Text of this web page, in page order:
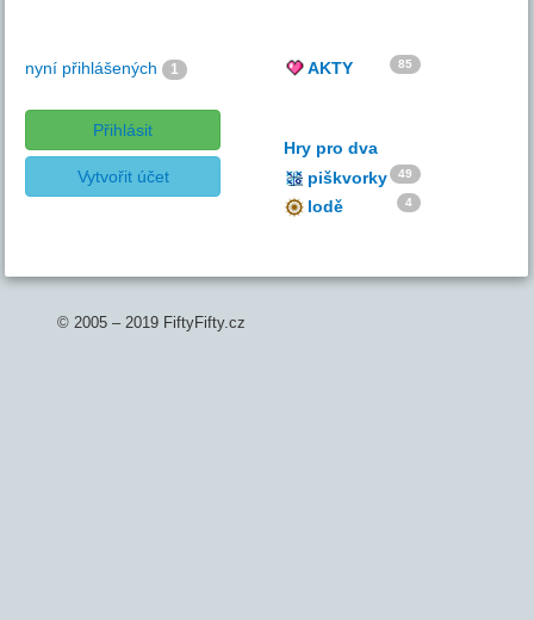
nyní přihlášených 1
Přihlásit
Vytvořit účet
AKTY 85
Hry pro dva
piškvorky
49
lodě 4
© 2005 – 2019 FiftyFifty.cz